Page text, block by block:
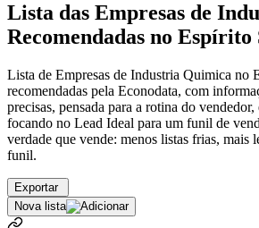
Lista das Empresas de
Recomendadas no Espírito
Lista de Empresas de Industria Quimica no
recomendadas pela Econodata, com
precisas, pensada para a rotina do
focando no Lead Ideal para um funil de
verdade que vende: menos listas frias, mais
funil.
Exportar
Nova lista